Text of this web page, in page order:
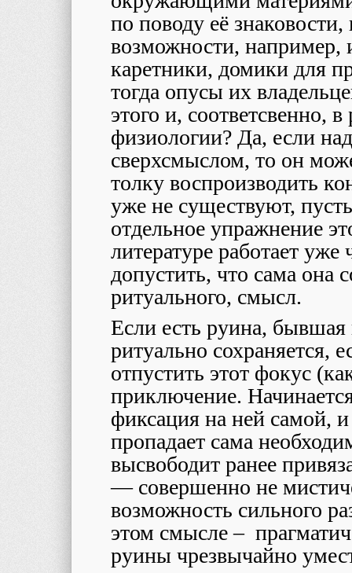
по поводу её
возможности, например,
каретники, домики для
тогда опусы их
этого и, соответсвенно,
физиологии? Да, если
сверхсмыслом, то он
толку воспроизводить
уже не существуют,
отдельное упражнение
литературе работает
допустить, что сама она
ритуального, смысл.
Если есть руина, бывшая
ритуально сохраняется,
отпустить этот фокус
приключение.
фиксация на ней самой,
пропадает сама
высвободит ранее
— совершенно не
возможность сильного
этом смысле –
руины чрезвычайно